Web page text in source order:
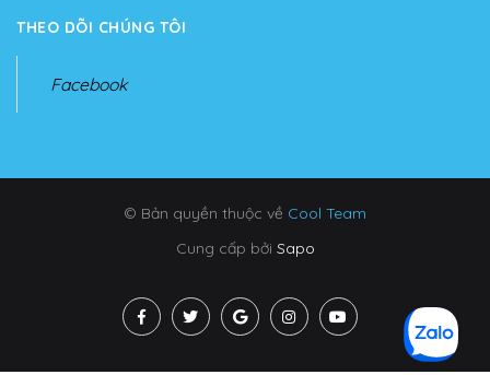
THEO DÕI CHÚNG TÔI
Facebook
© Bản quyền thuộc về Cool Team
Cung cấp bởi Sapo